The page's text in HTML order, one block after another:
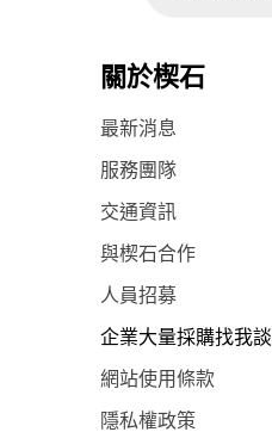
關於楔石
最新消息
服務團隊
交通資訊
與楔石合作
人員招募
企業大量採購找我談
網站使用條款
隱私權政策